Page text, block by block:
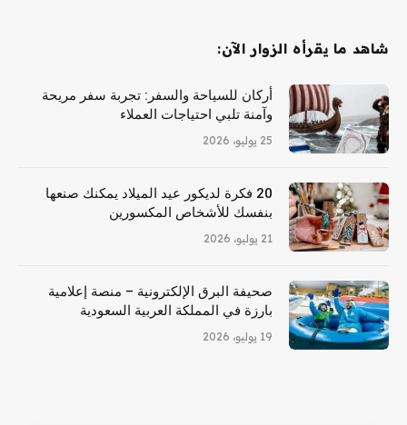
شاهد ما يقرأه الزوار الآن:
أركان للسياحة والسفر: تجربة سفر مريحة
وآمنة تلبي احتياجات العملاء
25 يوليو، 2026
20 فكرة لديكور عيد الميلاد يمكنك صنعها
بنفسك للأشخاص المكسورين
21 يوليو، 2026
صحيفة البرق الإلكترونية – منصة إعلامية
بارزة في المملكة العربية السعودية
19 يوليو، 2026